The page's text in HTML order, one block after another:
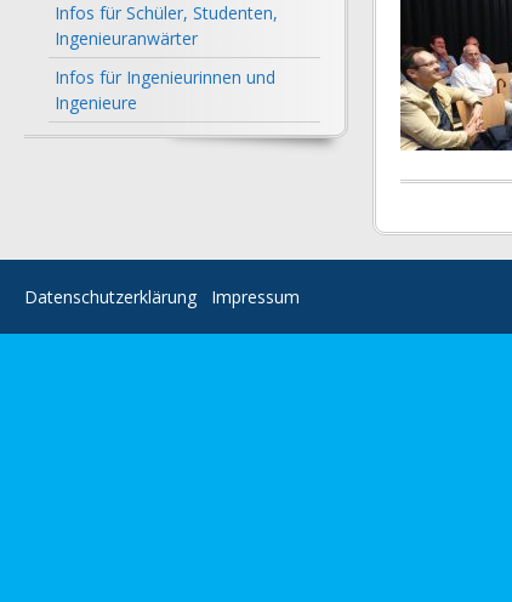
Infos für Schüler, Studenten,
Ingenieuranwärter
Infos für Ingenieurinnen und
Ingenieure
Datenschutzerklärung Impressum